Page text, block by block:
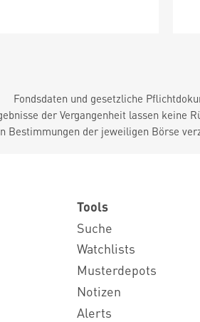
Fondsdaten und gesetzliche
der Vergangenheit lassen keine
Bestimmungen der jeweiligen Börse
Tools
Suche
Watchlists
Musterdepots
Notizen
Alerts